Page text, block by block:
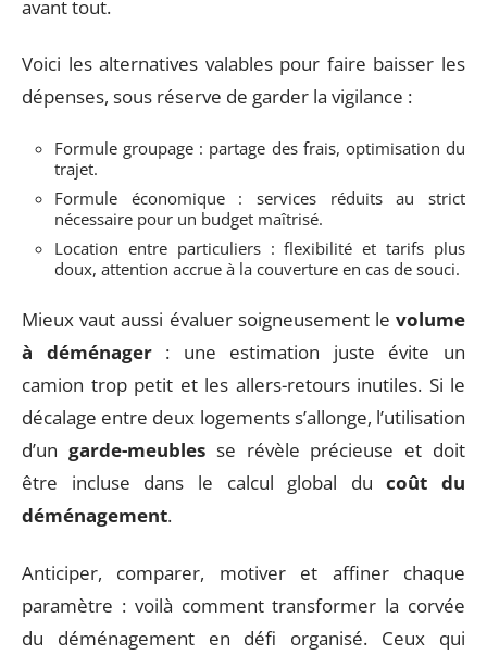
avant tout.
Voici les alternatives valables pour faire baisser les
dépenses, sous réserve de garder la vigilance :
Formule groupage : partage des frais, optimisation du
trajet.
Formule économique : services réduits au strict
nécessaire pour un budget maîtrisé.
Location entre particuliers : flexibilité et tarifs plus
doux, attention accrue à la couverture en cas de souci.
Mieux vaut aussi évaluer soigneusement le volume
à déménager: une estimation juste évite un
camion trop petit et les allers-retours inutiles. Si le
décalage entre deux logements s’allonge, l’utilisation
d’un garde-meublesse révèle précieuse et doit
être incluse dans le calcul global ducoût du
déménagement.
Anticiper, comparer, motiver et affiner chaque
paramètre : voilà comment transformer la corvée
du déménagement en défi organisé. Ceux qui